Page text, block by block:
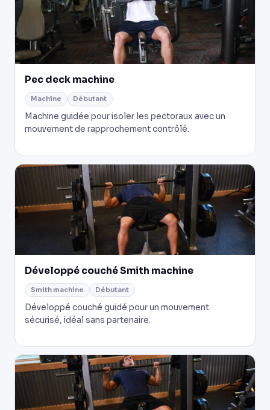
Pec deck machine
Machine Débutant
Machine guidée pour isoler les pectoraux avec un
mouvement de rapprochement contrôlé.
Développé couché Smith machine
Smith machine Débutant
Développé couché guidé pour un mouvement
sécurisé, idéal sans partenaire.